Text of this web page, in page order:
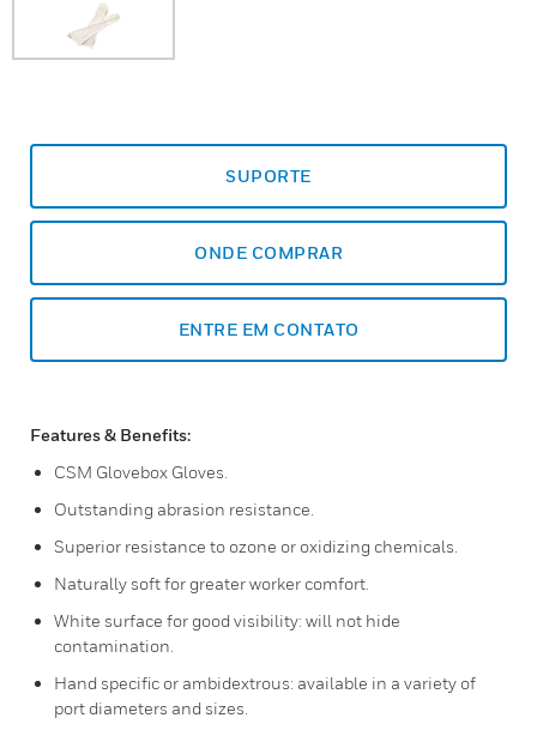
SUPORTE
ONDE COMPRAR
ENTRE EM CONTATO
Features & Benefits:
CSM Glovebox Gloves.
Outstanding abrasion resistance.
Superior resistance to ozone or oxidizing chemicals.
Naturally soft for greater worker comfort.
White surface for good visibility: will not hide
contamination.
Hand specific or ambidextrous: available in a variety of
port diameters and sizes.